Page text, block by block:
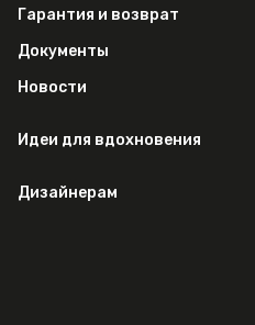
Гарантия и возврат
Документы
Новости
Идеи для вдохновения
Дизайнерам